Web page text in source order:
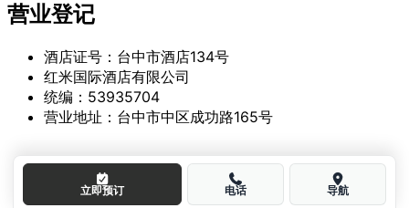
营业登记
酒店证号：台中市酒店134号
红米国际酒店有限公司
统编：53935704
营业地址：台中市中区成功路165号
立即预订 电话 导航